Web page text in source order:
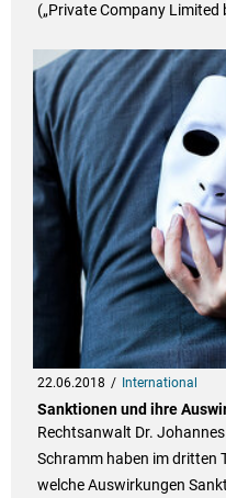
(„Private Company Limited
22.06.2018 International
Sanktionen und ihre
Rechtsanwalt Dr.
Schramm haben im dritten
welche Auswirkungen